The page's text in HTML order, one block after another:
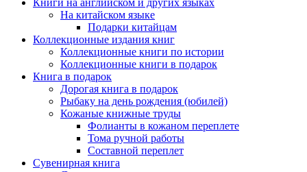
На китайском языке
Подарки китайцам
Коллекционные издания книг
Коллекционные книги по истории
Коллекционные книги в подарок
Книга в подарок
Дорогая книга в подарок
Рыбаку на день рождения (юбилей)
Кожаные книжные труды
Фолианты в кожаном переплете
Тома ручной работы
Составной переплет
Сувенирная книга